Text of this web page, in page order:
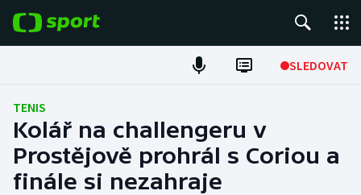
SLEDOVAT
Fotbal
Hokej
Tenis
TENIS
Kolář na challengeru v
Prostějově prohrál s Coriou a
finále si nezahraje